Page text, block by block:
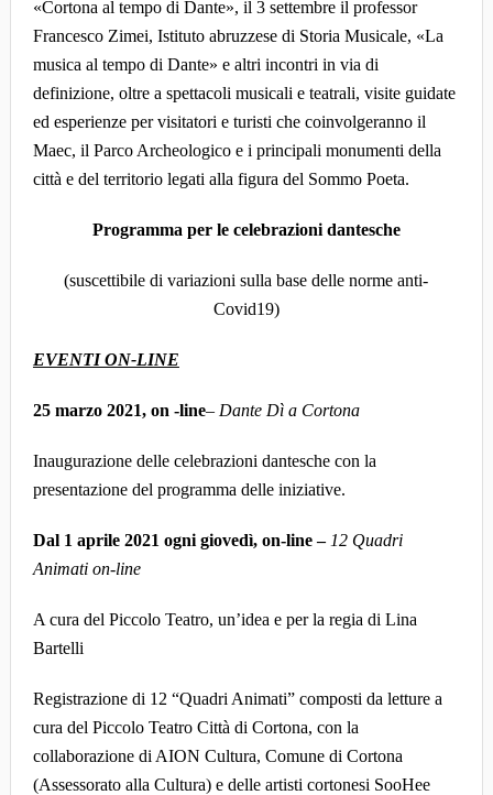
«Cortona al tempo di Dante», il 3 settembre il professor
Francesco Zimei, Istituto abruzzese di Storia Musicale, «La
musica al tempo di Dante» e altri incontri in via di
definizione, oltre a spettacoli musicali e teatrali, visite guidate
ed esperienze per visitatori e turisti che coinvolgeranno il
Maec, il Parco Archeologico e i principali monumenti della
città e del territorio legati alla figura del Sommo Poeta.
Programma per le celebrazioni dantesche
(suscettibile di variazioni sulla base delle norme anti-
Covid19)
EVENTI ON-LINE
25 marzo 2021, on -line– Dante Dì a Cortona
Inaugurazione delle celebrazioni dantesche con la
presentazione del programma delle iniziative.
Dal 1 aprile 2021 ogni giovedì, on-line – 12 Quadri
Animati on-line
A cura del Piccolo Teatro, un’idea e per la regia di Lina
Bartelli
Registrazione di 12 “Quadri Animati” composti da letture a
cura del Piccolo Teatro Città di Cortona, con la
collaborazione di AION Cultura, Comune di Cortona
(Assessorato alla Cultura) e delle artisti cortonesi SooHee